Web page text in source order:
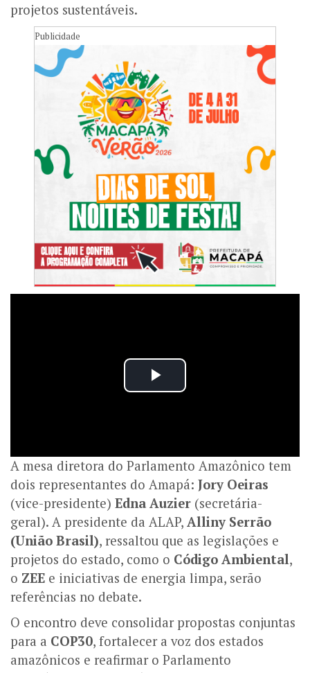
projetos sustentáveis.
Publicidade
A mesa diretora do Parlamento Amazônico tem
dois representantes do Amapá: Jory Oeiras
(vice-presidente) Edna Auzier (secretária-
geral). A presidente da ALAP, Alliny Serrão
(União Brasil), ressaltou que as legislações e
projetos do estado, como o Código Ambiental,
o ZEE e iniciativas de energia limpa, serão
referências no debate.
O encontro deve consolidar propostas conjuntas
para a COP30, fortalecer a voz dos estados
amazônicos e reafirmar o Parlamento